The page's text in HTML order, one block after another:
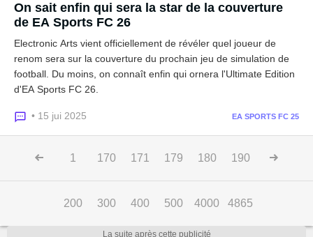
On sait enfin qui sera la star de la couverture
de EA Sports FC 26
Electronic Arts vient officiellement de révéler quel joueur de
renom sera sur la couverture du prochain jeu de simulation de
football. Du moins, on connaît enfin qui ornera l'Ultimate Edition
d'EA Sports FC 26.
• 15 jui 2025 EA SPORTS FC 25
1 170 171 179 180 190
200 300 400 500 4000 4865